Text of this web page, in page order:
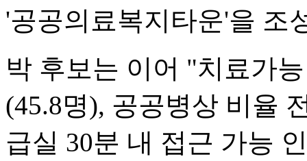
'공공의료복지타운'을 조
박 후보는 이어 "치료가
(45.8명), 공공병상 비율
급실 30분 내 접근 가능